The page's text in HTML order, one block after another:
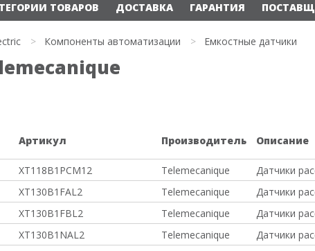
ТОВАРОВ ДОСТАВКА ГАРАНТИЯ
> Компоненты автоматизации > Емкостные датчики
Артикул Производитель Описание
XT118B1PCM12 Telemecanique Датчики
XT130B1FAL2 Telemecanique Датчики
XT130B1FBL2 Telemecanique Датчики
XT130B1NAL2 Telemecanique Датчики